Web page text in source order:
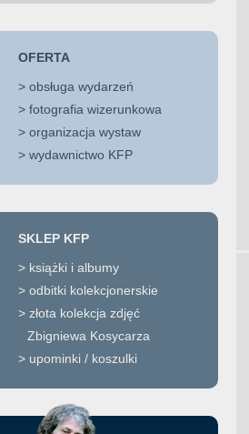
OFERTA
> obsługa wydarzeń
> fotografia wizerunkowa
> organizacja wystaw
> wydawnictwo KFP
SKLEP KFP
> książki i albumy
> odbitki kolekcjonerskie
> złota kolekcja zdjęć
Zbigniewa Kosycarza
> upominki / koszulki